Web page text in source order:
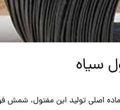
سیاه
اصلی تولید این مفتول، شمش